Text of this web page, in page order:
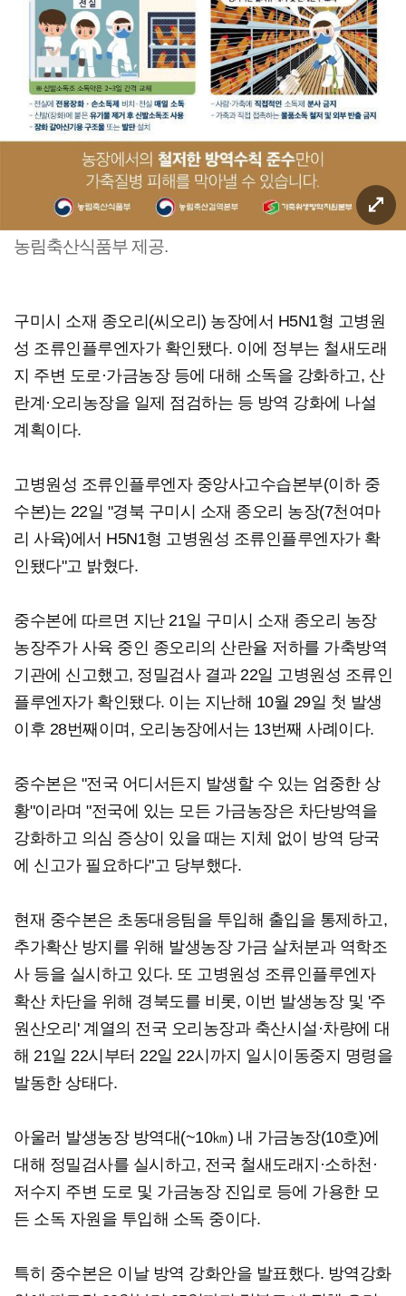
농림축산식품부 제공.
구미시 소재 종오리(씨오리) 농장에서 H5N1형 고병원
성 조류인플루엔자가 확인됐다. 이에 정부는 철새도래
지 주변 도로·가금농장 등에 대해 소독을 강화하고, 산
란계·오리농장을 일제 점검하는 등 방역 강화에 나설
계획이다.
고병원성 조류인플루엔자 중앙사고수습본부(이하 중
수본)는 22일 "경북 구미시 소재 종오리 농장(7천여마
리 사육)에서 H5N1형 고병원성 조류인플루엔자가 확
인됐다"고 밝혔다.
중수본에 따르면 지난 21일 구미시 소재 종오리 농장
농장주가 사육 중인 종오리의 산란율 저하를 가축방역
기관에 신고했고, 정밀검사 결과 22일 고병원성 조류인
플루엔자가 확인됐다. 이는 지난해 10월 29일 첫 발생
이후 28번째이며, 오리농장에서는 13번째 사례이다.
중수본은 "전국 어디서든지 발생할 수 있는 엄중한 상
황"이라며 "전국에 있는 모든 가금농장은 차단방역을
강화하고 의심 증상이 있을 때는 지체 없이 방역 당국
에 신고가 필요하다"고 당부했다.
현재 중수본은 초동대응팀을 투입해 출입을 통제하고,
추가확산 방지를 위해 발생농장 가금 살처분과 역학조
사 등을 실시하고 있다. 또 고병원성 조류인플루엔자
확산 차단을 위해 경북도를 비롯, 이번 발생농장 및 '주
원산오리' 계열의 전국 오리농장과 축산시설·차량에 대
해 21일 22시부터 22일 22시까지 일시이동중지 명령을
발동한 상태다.
아울러 발생농장 방역대(~10㎞) 내 가금농장(10호)에
대해 정밀검사를 실시하고, 전국 철새도래지·소하천·
저수지 주변 도로 및 가금농장 진입로 등에 가용한 모
든 소독 자원을 투입해 소독 중이다.
특히 중수본은 이날 방역 강화안을 발표했다. 방역강화